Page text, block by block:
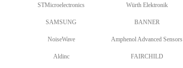
STMicroelectronics Würth Elektronik
SAMSUNG BANNER
NoiseWave Amphenol Advanced Sensors
Aldinc FAIRCHILD